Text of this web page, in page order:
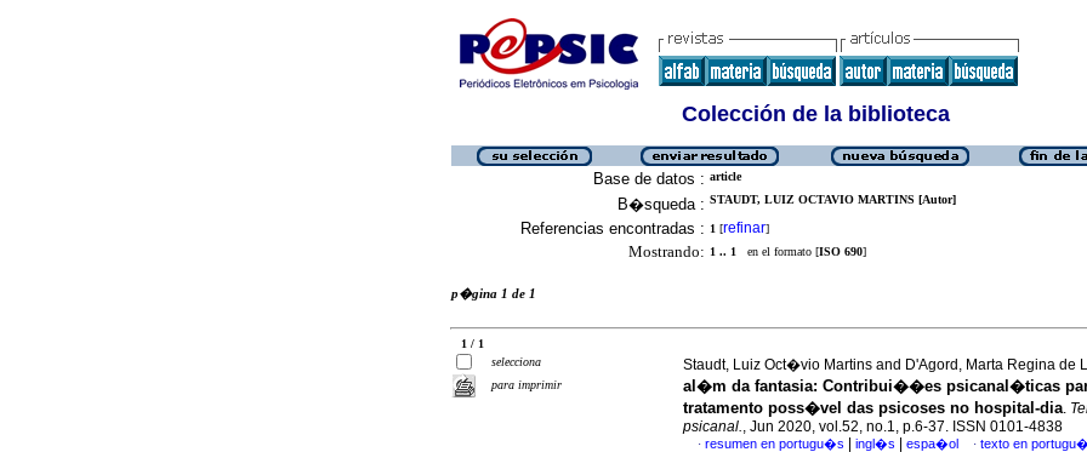
Colección de la biblioteca
Base de datos : article
B�squeda : STAUDT, LUIZ OCTAVIO MARTINS [Autor]
Referencias encontradas : 1 [refinar]
Mostrando: 1 .. 1 en el formato [ISO 690]
p�gina 1 de 1
1 / 1
selecciona
para imprimir
Staudt, Luiz Oct�vio Martins and D'Agord, Marta Regina de
al�m da fantasia: Contribui��es psicanal�ticas
tratamento poss�vel das psicoses no hospital-dia.
psicanal., Jun 2020, vol.52, no.1, p.6-37. ISSN 0101-4838
· resumen en portugu�s ingl�s espa�ol · texto en